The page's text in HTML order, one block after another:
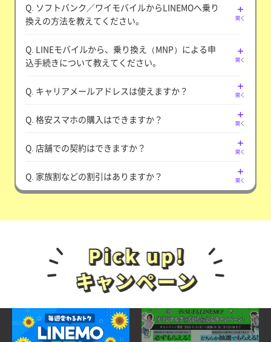
Q. ソフトバンク／ワイモバイルからLINEMOへ乗り
換えの方法を教えてください。
開く
Q. LINEモバイルから、乗り換え（MNP）による申
込手続きについて教えてください。
開く
Q. キャリアメールアドレスは使えますか？ 開く
Q. 格安スマホの購入はできますか？ 開く
Q. 店舗での契約はできますか？ 開く
Q. 家族割などの割引はありますか？ 開く